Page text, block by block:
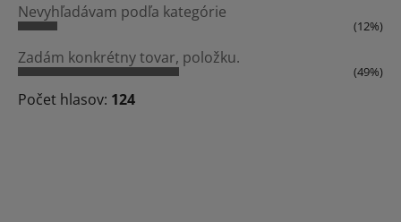
Nevyhľadávam podľa kategórie
(12%)
Zadám konkrétny tovar, položku.
(49%)
Počet hlasov: 124